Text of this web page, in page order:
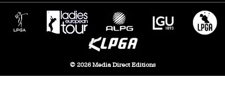
© 2026 Media Direct Editions